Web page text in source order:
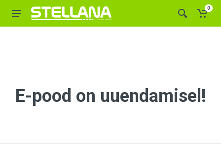
0
E-pood on uuendamisel!